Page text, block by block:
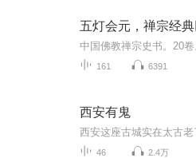
五灯会元，禅宗经
161 6391
西安有鬼
46 2.4万